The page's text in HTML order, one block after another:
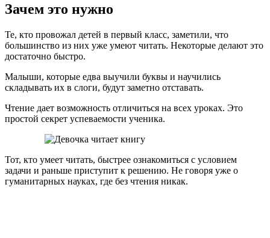
Зачем это нужно
Те, кто провожал детей в первый класс, заметили, что
большинство из них уже умеют читать. Некоторые делают это
достаточно быстро.
Малыши, которые едва выучили буквы и научились
складывать их в слоги, будут заметно отставать.
Чтение дает возможность отличиться на всех уроках. Это
простой секрет успеваемости ученика.
Тот, кто умеет читать, быстрее ознакомиться с условием
задачи и раньше приступит к решению. Не говоря уже о
гуманитарных науках, где без чтения никак.